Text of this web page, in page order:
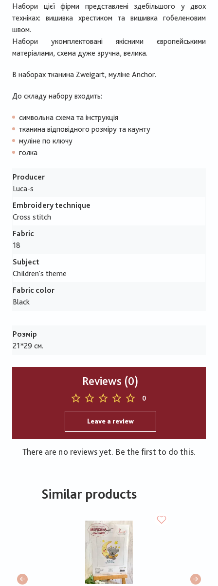
Набори цієї фірми представлені здебільшого у двох
техніках: вишивка хрестиком та вишивка гобеленовим
швом.
Набори укомплектовані якісними європейськими
матеріалами, схема дуже зручна, велика.
В наборах тканина Zweigart, муліне Anchor.
До складу набору входить:
символьна схема та інструкція
тканина відповідного розміру та каунту
муліне по ключу
голка
Producer
Luca-s
Embroidery technique
Cross stitch
Fabric
18
Subject
Children's theme
Fabric color
Black
Розмір
21*29 см.
Reviews (0)
0
Leave a review
There are no reviews yet. Be the first to do this.
Similar products